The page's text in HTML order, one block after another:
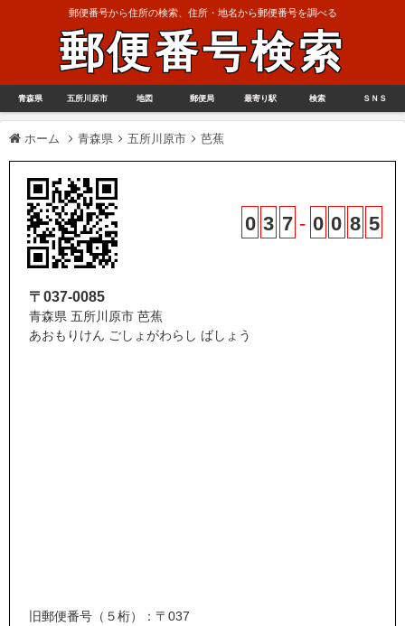
郵便番号から住所の検索、住所・地名から郵便番号を調べる
郵便番号検索
青森県 五所川原市 地図 郵便局 最寄り駅 検索 ＳＮＳ
ホーム 青森県 五所川原市 芭蕉
0 3 7 - 0 0 8 5
〒037-0085
青森県 五所川原市 芭蕉
あおもりけん ごしょがわらし ばしょう
旧郵便番号（５桁）：〒037